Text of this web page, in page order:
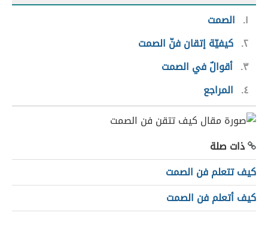
١
الصمت
٢ كيفيّة إتقان فنّ الصمت
٣ أقوالٌ في الصمت
٤
المراجع
ذات صلة
كيف تتعلم فن الصمت
كيف أتعلم فن الصمت